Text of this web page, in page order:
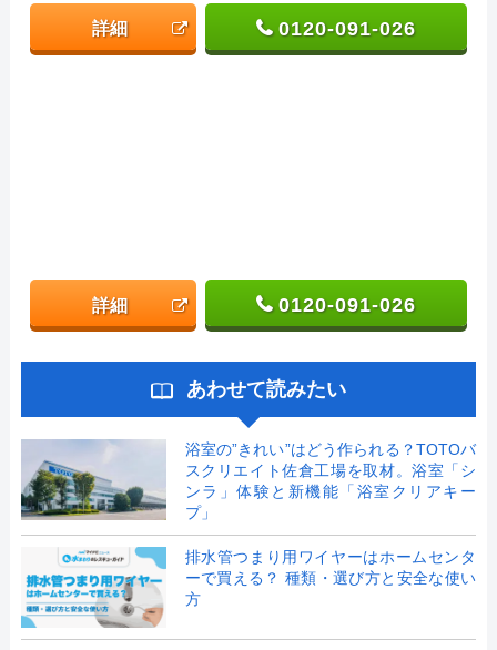
詳細 0120-091-026
詳細 0120-091-026
あわせて読みたい
浴室の”きれい”はどう作られる？TOTOバ
スクリエイト佐倉工場を取材。浴室「シ
ンラ」体験と新機能「浴室クリアキー
プ」
排水管つまり用ワイヤーはホームセンタ
ーで買える？ 種類・選び方と安全な使い
方